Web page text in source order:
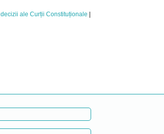
decizii ale Curții Constituționale